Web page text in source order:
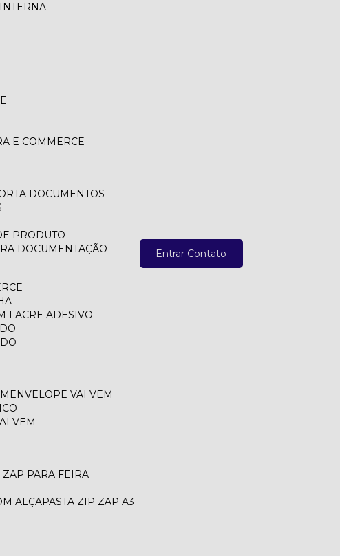
E COMMERCE
DOCUMENTOS
PRODUTO
DOCUMENTAÇÃO
LACRE ADESIVO
ENVELOPE VAI VEM
VEM
ZAP PARA FEIRA
ALÇA PASTA ZIP ZAP A3
Entrar Contato